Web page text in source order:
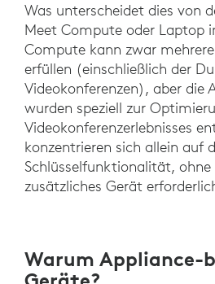
Was unterscheidet dies von
Meet Compute oder Laptop
Compute kann zwar
erfüllen (einschließlich der
Videokonferenzen), aber die
wurden speziell zur
Videokonferenzerlebnisses
konzentrieren sich allein auf
Schlüsselfunktionalität, ohne
zusätzliches Gerät
Warum Appliance-